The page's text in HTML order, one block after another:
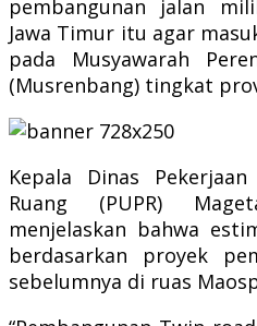
pembangunan jalan
Jawa Timur itu agar
pada Musyawarah
(Musrenbang) tingkat
Kepala Dinas
Ruang (PUPR)
menjelaskan bahwa
berdasarkan proyek
sebelumnya di ruas